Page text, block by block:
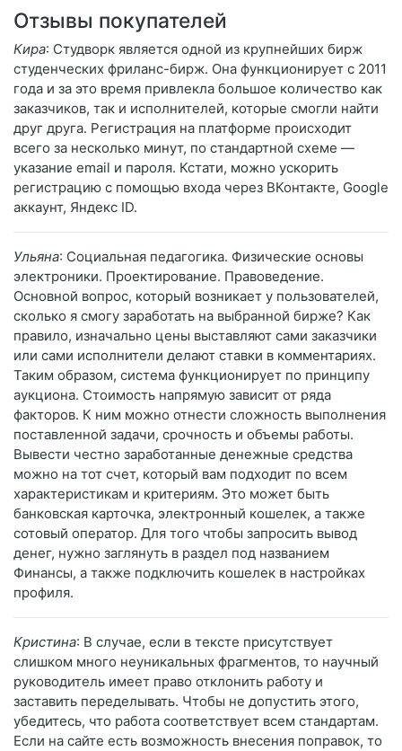
Отзывы покупателей
Кира: Студворк является одной из крупнейших бирж
студенческих фриланс-бирж. Она функционирует с 2011
года и за это время привлекла большое количество как
заказчиков, так и исполнителей, которые смогли найти
друг друга. Регистрация на платформе происходит
всего за несколько минут, по стандартной схеме —
указание email и пароля. Кстати, можно ускорить
регистрацию с помощью входа через ВКонтакте, Google
аккаунт, Яндекс ID.
Ульяна: Социальная педагогика. Физические основы
электроники. Проектирование. Правоведение.
Основной вопрос, который возникает у пользователей,
сколько я смогу заработать на выбранной бирже? Как
правило, изначально цены выставляют сами заказчики
или сами исполнители делают ставки в комментариях.
Таким образом, система функционирует по принципу
аукциона. Стоимость напрямую зависит от ряда
факторов. К ним можно отнести сложность выполнения
поставленной задачи, срочность и объемы работы.
Вывести честно заработанные денежные средства
можно на тот счет, который вам подходит по всем
характеристикам и критериям. Это может быть
банковская карточка, электронный кошелек, а также
сотовый оператор. Для того чтобы запросить вывод
денег, нужно заглянуть в раздел под названием
Финансы, а также подключить кошелек в настройках
профиля.
Кристина: В случае, если в тексте присутствует
слишком много неуникальных фрагментов, то научный
руководитель имеет право отклонить работу и
заставить переделывать. Чтобы не допустить этого,
убедитесь, что работа соответствует всем стандартам.
Если на сайте есть возможность внесения поправок, то